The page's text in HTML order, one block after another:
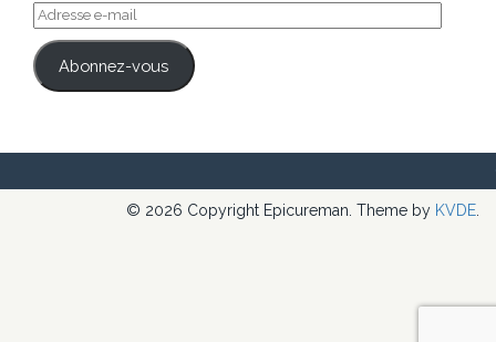
Adresse
e-
mail
Abonnez-vous
© 2026 Copyright Epicureman. Theme by KVDE.